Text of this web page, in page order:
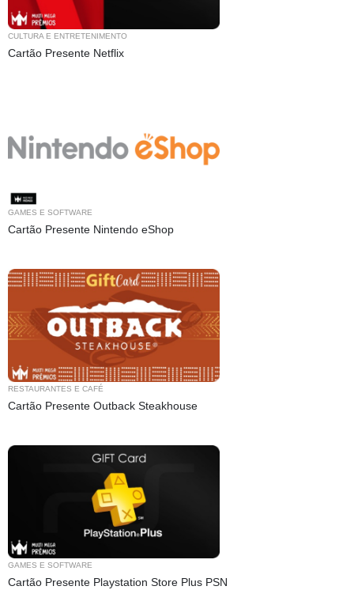
CULTURA E ENTRETENIMENTO
Cartão Presente Netflix
GAMES E SOFTWARE
Cartão Presente Nintendo eShop
RESTAURANTES E CAFÉ
Cartão Presente Outback Steakhouse
GAMES E SOFTWARE
Cartão Presente Playstation Store Plus PSN